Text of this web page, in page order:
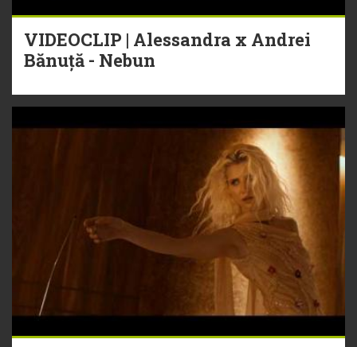
VIDEOCLIP | Alessandra x Andrei
Bănuță - Nebun